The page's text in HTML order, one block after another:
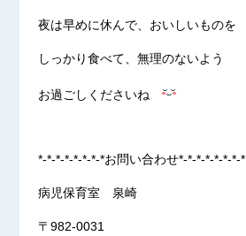
夜は早めに休んで、おいしいものを
しっかり食べて、無理のないよう
お過ごしくださいね
*-*-*-*-*-*-*-*お問い合わせ*-*-*-*-*-*-*-*
病児保育室 泉崎
〒982-0031